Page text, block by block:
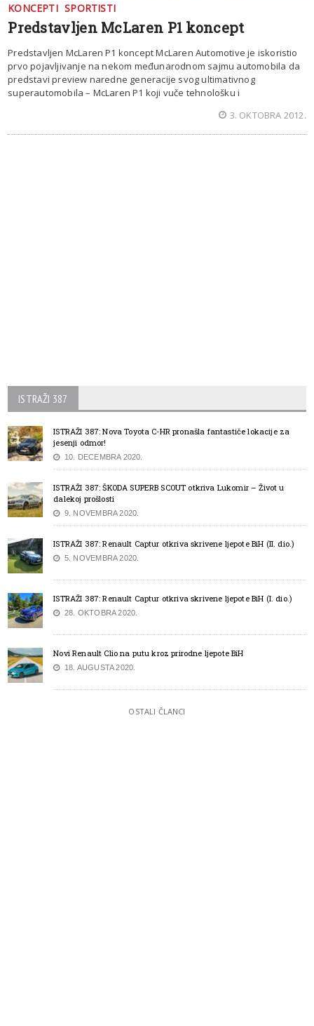
KONCEPTI SPORTISTI
Predstavljen McLaren P1 koncept
Predstavljen McLaren P1 koncept McLaren Automotive je iskoristio
prvo pojavljivanje na nekom međunarodnom sajmu automobila da
predstavi preview naredne generacije svog ultimativnog
superautomobila – McLaren P1 koji vuče tehnološku i
3. OKTOBRA 2012.
ISTRAŽI 387
ISTRAŽI 387: Nova Toyota C-HR pronašla fantastiče lokacije za
jesenji odmor!
10. DECEMBRA 2020.
ISTRAŽI 387: ŠKODA SUPERB SCOUT otkriva Lukomir – Život u
dalekoj prošlosti
9. NOVEMBRA 2020.
ISTRAŽI 387: Renault Captur otkriva skrivene ljepote BiH (II. dio.)
5. NOVEMBRA 2020.
ISTRAŽI 387: Renault Captur otkriva skrivene ljepote BiH (I. dio.)
28. OKTOBRA 2020.
Novi Renault Clio na putu kroz prirodne ljepote BiH
18. AUGUSTA 2020.
OSTALI ČLANCI